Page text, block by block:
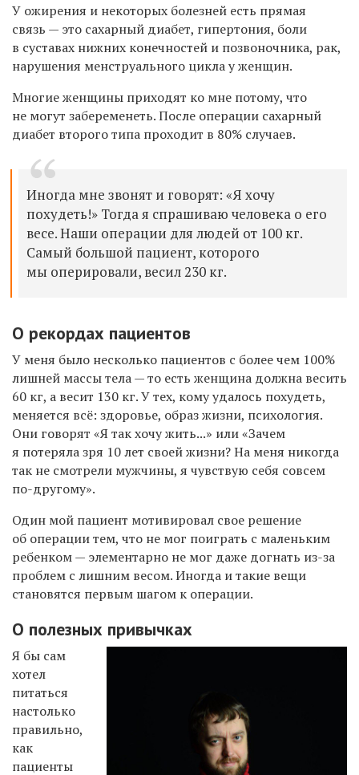
У ожирения и некоторых болезней есть прямая
связь — это сахарный диабет, гипертония, боли
в суставах нижних конечностей и позвоночника, рак,
нарушения менструального цикла у женщин.
Многие женщины приходят ко мне потому, что
не могут забеременеть. После операции сахарный
диабет второго типа проходит в 80% случаев.
Иногда мне звонят и говорят: «Я хочу
похудеть!» Тогда я спрашиваю человека о его
весе. Наши операции для людей от 100 кг.
Самый большой пациент, которого
мы оперировали, весил 230 кг.
О рекордах пациентов
У меня было несколько пациентов с более чем 100%
лишней массы тела — то есть женщина должна весить
60 кг, а весит 130 кг. У тех, кому удалось похудеть,
меняется всё: здоровье, образ жизни, психология.
Они говорят «Я так хочу жить...» или «Зачем
я потеряла зря 10 лет своей жизни? На меня никогда
так не смотрели мужчины, я чувствую себя совсем
по-другому».
Один мой пациент мотивировал свое решение
об операции тем, что не мог поиграть с маленьким
ребенком — элементарно не мог даже догнать из-за
проблем с лишним весом. Иногда и такие вещи
становятся первым шагом к операции.
О полезных привычках
Я бы сам
хотел
питаться
настолько
правильно,
как
пациенты